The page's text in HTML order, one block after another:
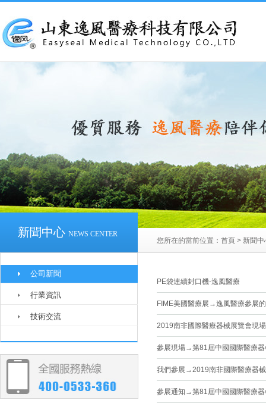
新聞中心 NEWS CENTER
您所在的當前位置： 首頁 > 新聞中
公司新聞
行業資訊
技術交流
PE袋連續封口機-逸風醫療
FIME美國醫療展→逸風醫療參展
2019南非國際醫療器械展覽會現
參展現場→第81屆中國國際醫療器
我們參展→2019南非國際醫療器
參展通知→第81屆中國國際醫療